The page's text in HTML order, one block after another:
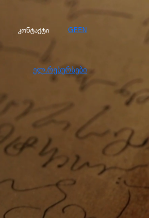
კონტაქტი GEEN
ელ.რესურსები